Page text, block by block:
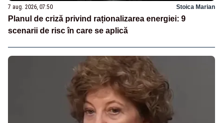
7 aug. 2026, 07:50 Stoica Marian
Planul de criză privind raționalizarea energiei: 9
scenarii de risc în care se aplică